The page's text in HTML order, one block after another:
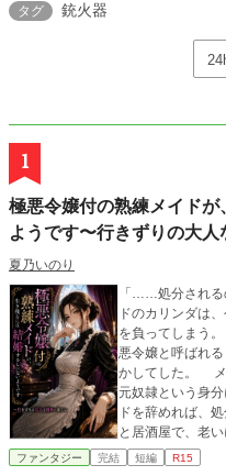
タグ 銃火器
1
極悪令嬢付の熟練メイド
ようです〜行きずりの大人
夏乃いのり
「……処分されるのも時間
ドのカリンダは
を負ってしまう。 衰えを感じる中、それを見た雇用主、極
悪令嬢と呼ばれ
かしてした。 メイドの引退とは『死ぬこと』を意味する。
元奴隷という身
ドを辞めれば、処分さ
と居酒屋で、老
られた。 酒の勢いと引退目前という状況もあり、カリンダ
ファンタジー 完結 短編 R15